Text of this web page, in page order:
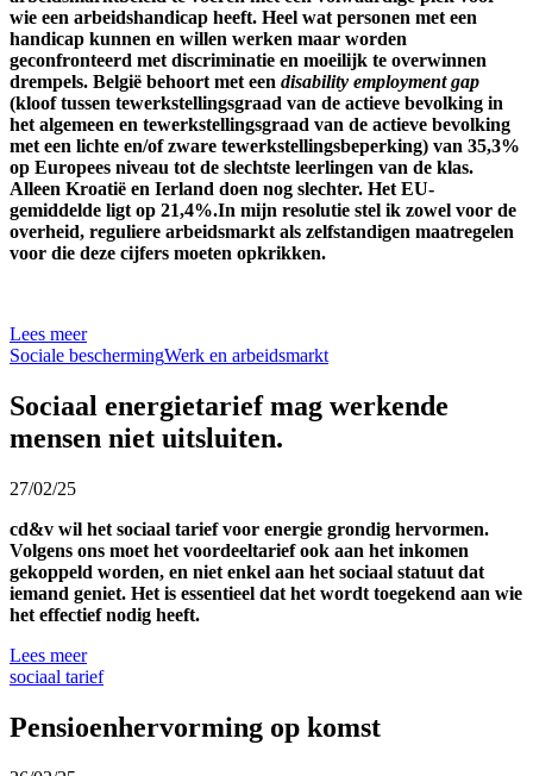
wie een arbeidshandicap heeft. Heel wat personen met een
handicap kunnen en willen werken maar worden
geconfronteerd met discriminatie en moeilijk te overwinnen
drempels. België behoort met een disability employment gap
(kloof tussen tewerkstellingsgraad van de actieve bevolking in
het algemeen en tewerkstellingsgraad van de actieve bevolking
met een lichte en/of zware tewerkstellingsbeperking) van 35,3%
op Europees niveau tot de slechtste leerlingen van de klas.
Alleen Kroatië en Ierland doen nog slechter. Het EU-
gemiddelde ligt op 21,4%.In mijn resolutie stel ik zowel voor de
overheid, reguliere arbeidsmarkt als zelfstandigen maatregelen
voor die deze cijfers moeten opkrikken.
Lees meer
Sociale beschermingWerk en arbeidsmarkt
Sociaal energietarief mag werkende
mensen niet uitsluiten.
27/02/25
cd&v wil het sociaal tarief voor energie grondig hervormen.
Volgens ons moet het voordeeltarief ook aan het inkomen
gekoppeld worden, en niet enkel aan het sociaal statuut dat
iemand geniet. Het is essentieel dat het wordt toegekend aan wie
het effectief nodig heeft.
Lees meer
sociaal tarief
Pensioenhervorming op komst